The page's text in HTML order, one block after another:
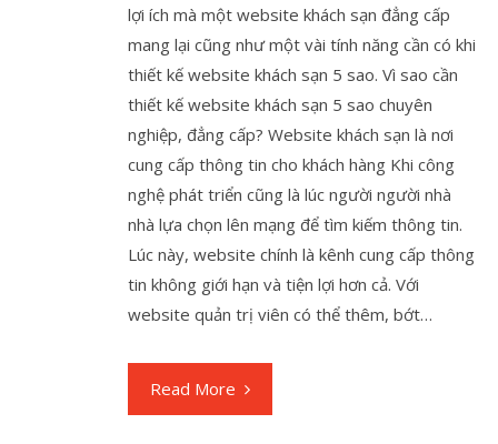
lợi ích mà một website khách sạn đẳng cấp
mang lại cũng như một vài tính năng cần có khi
thiết kế website khách sạn 5 sao. Vì sao cần
thiết kế website khách sạn 5 sao chuyên
nghiệp, đẳng cấp? Website khách sạn là nơi
cung cấp thông tin cho khách hàng Khi công
nghệ phát triển cũng là lúc người người nhà
nhà lựa chọn lên mạng để tìm kiếm thông tin.
Lúc này, website chính là kênh cung cấp thông
tin không giới hạn và tiện lợi hơn cả. Với
website quản trị viên có thể thêm, bớt…
Read More